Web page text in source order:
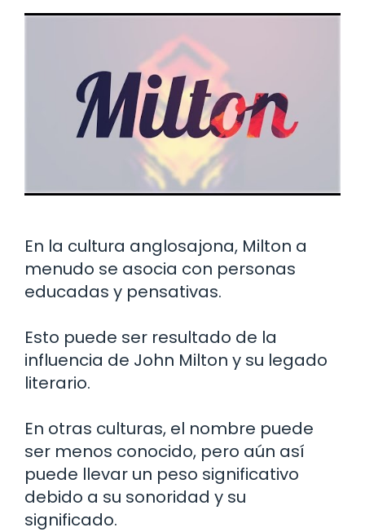
En la cultura anglosajona, Milton a
menudo se asocia con personas
educadas y pensativas.
Esto puede ser resultado de la
influencia de John Milton y su legado
literario.
En otras culturas, el nombre puede
ser menos conocido, pero aún así
puede llevar un peso significativo
debido a su sonoridad y su
significado.